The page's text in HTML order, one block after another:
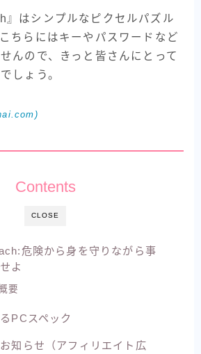
』はシンプルなピクセルパズル
ちらにはキーやパスワードなど
んので、きっと皆さんにとって
しょう。
CLOSE
Contents
危険から身を守りながら事
よ
要
PCスペック
知らせ（アフィリエイト広